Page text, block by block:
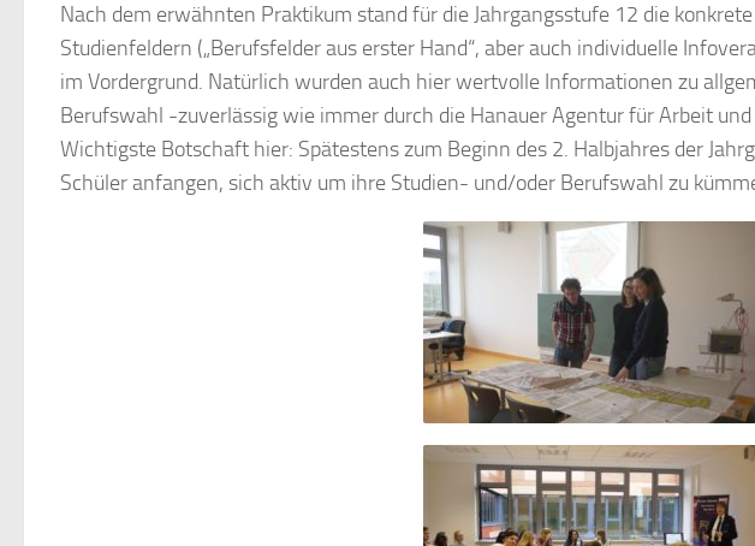
Nach dem erwähnten Praktikum stand für die Jahrgangsstufe 12 die
Studienfeldern („Berufsfelder aus erster Hand“, aber auch individuelle
im Vordergrund. Natürlich wurden auch hier wertvolle Informationen zu
Berufswahl -zuverlässig wie immer durch die Hanauer Agentur für Arbeit
Wichtigste Botschaft hier: Spätestens zum Beginn des 2. Halbjahres der
Schüler anfangen, sich aktiv um ihre Studien- und/oder Berufswahl zu